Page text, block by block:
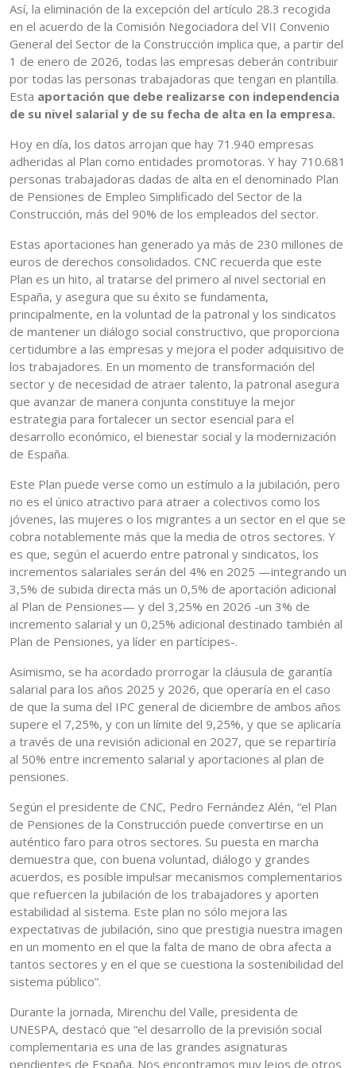
Así, la eliminación de la excepción del artículo 28.3 recogida
en el acuerdo de la Comisión Negociadora del VII Convenio
General del Sector de la Construcción implica que, a partir del
1 de enero de 2026, todas las empresas deberán contribuir
por todas las personas trabajadoras que tengan en plantilla.
Esta aportación que debe realizarse con independencia
de su nivel salarial y de su fecha de alta en la empresa.
Hoy en día, los datos arrojan que hay 71.940 empresas
adheridas al Plan como entidades promotoras. Y hay 710.681
personas trabajadoras dadas de alta en el denominado Plan
de Pensiones de Empleo Simplificado del Sector de la
Construcción, más del 90% de los empleados del sector.
Estas aportaciones han generado ya más de 230 millones de
euros de derechos consolidados. CNC recuerda que este
Plan es un hito, al tratarse del primero al nivel sectorial en
España, y asegura que su éxito se fundamenta,
principalmente, en la voluntad de la patronal y los sindicatos
de mantener un diálogo social constructivo, que proporciona
certidumbre a las empresas y mejora el poder adquisitivo de
los trabajadores. En un momento de transformación del
sector y de necesidad de atraer talento, la patronal asegura
que avanzar de manera conjunta constituye la mejor
estrategia para fortalecer un sector esencial para el
desarrollo económico, el bienestar social y la modernización
de España.
Este Plan puede verse como un estímulo a la jubilación, pero
no es el único atractivo para atraer a colectivos como los
jóvenes, las mujeres o los migrantes a un sector en el que se
cobra notablemente más que la media de otros sectores. Y
es que, según el acuerdo entre patronal y sindicatos, los
incrementos salariales serán del 4% en 2025 —integrando un
3,5% de subida directa más un 0,5% de aportación adicional
al Plan de Pensiones— y del 3,25% en 2026 -un 3% de
incremento salarial y un 0,25% adicional destinado también al
Plan de Pensiones, ya líder en partícipes-.
Asimismo, se ha acordado prorrogar la cláusula de garantía
salarial para los años 2025 y 2026, que operaría en el caso
de que la suma del IPC general de diciembre de ambos años
supere el 7,25%, y con un límite del 9,25%, y que se aplicaría
a través de una revisión adicional en 2027, que se repartiría
al 50% entre incremento salarial y aportaciones al plan de
pensiones.
Según el presidente de CNC, Pedro Fernández Alén, “el Plan
de Pensiones de la Construcción puede convertirse en un
auténtico faro para otros sectores. Su puesta en marcha
demuestra que, con buena voluntad, diálogo y grandes
acuerdos, es posible impulsar mecanismos complementarios
que refuercen la jubilación de los trabajadores y aporten
estabilidad al sistema. Este plan no sólo mejora las
expectativas de jubilación, sino que prestigia nuestra imagen
en un momento en el que la falta de mano de obra afecta a
tantos sectores y en el que se cuestiona la sostenibilidad del
sistema público”.
Durante la jornada, Mirenchu del Valle, presidenta de
UNESPA, destacó que “el desarrollo de la previsión social
complementaria es una de las grandes asignaturas
pendientes de España. Nos encontramos muy lejos de otros